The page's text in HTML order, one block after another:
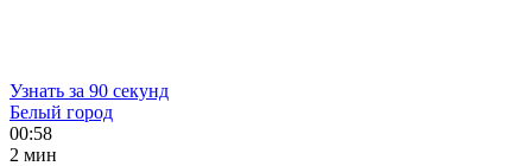
Узнать за 90 секунд
Белый город
00:58
2 мин